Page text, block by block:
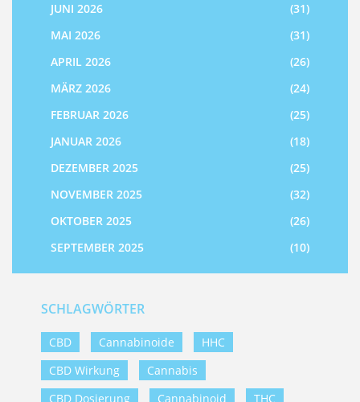
JUNI 2026
(31)
MAI 2026
(31)
APRIL 2026
(26)
MÄRZ 2026
(24)
FEBRUAR 2026
(25)
JANUAR 2026
(18)
DEZEMBER 2025
(25)
NOVEMBER 2025
(32)
OKTOBER 2025
(26)
SEPTEMBER 2025
(10)
SCHLAGWÖRTER
CBD Cannabinoide
HHC
CBD Wirkung
Cannabis
CBD Dosierung
Cannabinoid
THC